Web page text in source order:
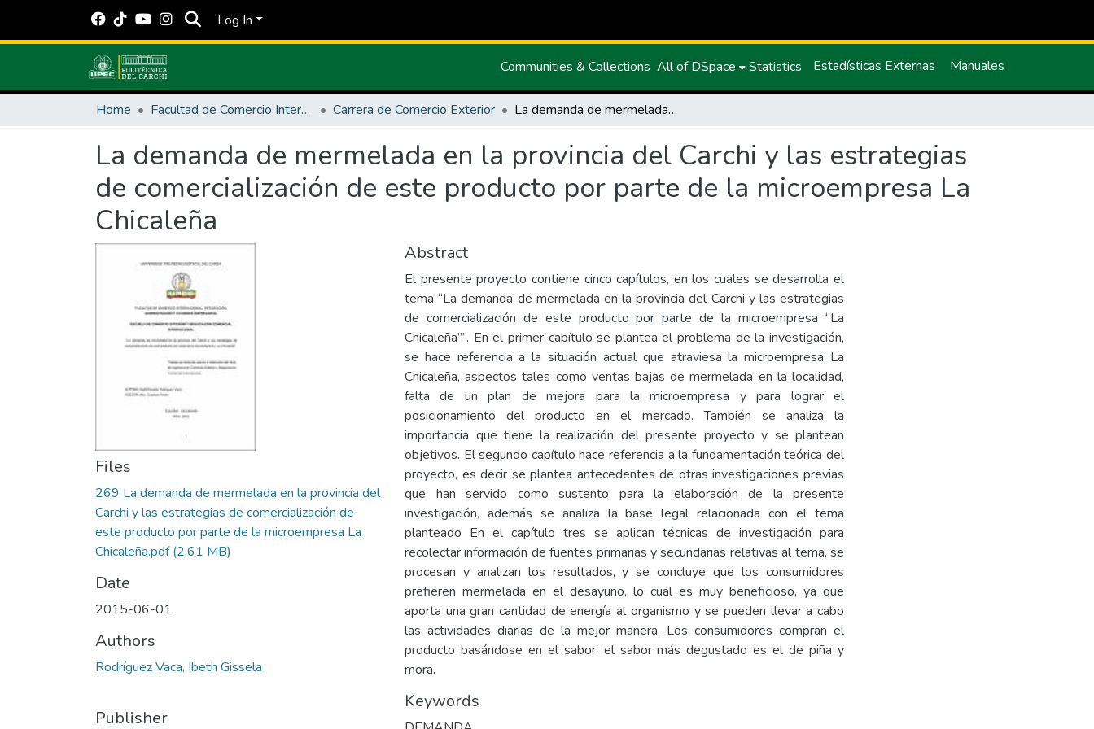
Log In
Communities & Collections All of DSpace Statistics Estadísticas Externas Manuales
Home Facultad de Comercio Internacional, Integración, Administración y Economía Empresarial Carrera de Comercio Exterior La demanda de mermelada en la provincia del Carchi y las estrategias de comercialización de este producto por parte de la microempresa La Chicaleña
La demanda de mermelada en la provincia del Carchi y las estrategias
de comercialización de este producto por parte de la microempresa La
Chicaleña
Files
269 La demanda de mermelada en la provincia del
Carchi y las estrategias de comercialización de
este producto por parte de la microempresa La
Chicaleña.pdf(2.61 MB)
Date
2015-06-01
Authors
Rodríguez Vaca, Ibeth Gissela
Publisher
Abstract
El presente proyecto contiene cinco capítulos, en los cuales se desarrolla el
tema “La demanda de mermelada en la provincia del Carchi y las estrategias
de comercialización de este producto por parte de la microempresa “La
Chicaleña””. En el primer capítulo se plantea el problema de la investigación,
se hace referencia a la situación actual que atraviesa la microempresa La
Chicaleña, aspectos tales como ventas bajas de mermelada en la localidad,
falta de un plan de mejora para la microempresa y para lograr el
posicionamiento del producto en el mercado. También se analiza la
importancia que tiene la realización del presente proyecto y se plantean
objetivos. El segundo capítulo hace referencia a la fundamentación teórica del
proyecto, es decir se plantea antecedentes de otras investigaciones previas
que han servido como sustento para la elaboración de la presente
investigación, además se analiza la base legal relacionada con el tema
planteado En el capítulo tres se aplican técnicas de investigación para
recolectar información de fuentes primarias y secundarias relativas al tema, se
procesan y analizan los resultados, y se concluye que los consumidores
prefieren mermelada en el desayuno, lo cual es muy beneficioso, ya que
aporta una gran cantidad de energía al organismo y se pueden llevar a cabo
las actividades diarias de la mejor manera. Los consumidores compran el
producto basándose en el sabor, el sabor más degustado es el de piña y
mora.
Keywords